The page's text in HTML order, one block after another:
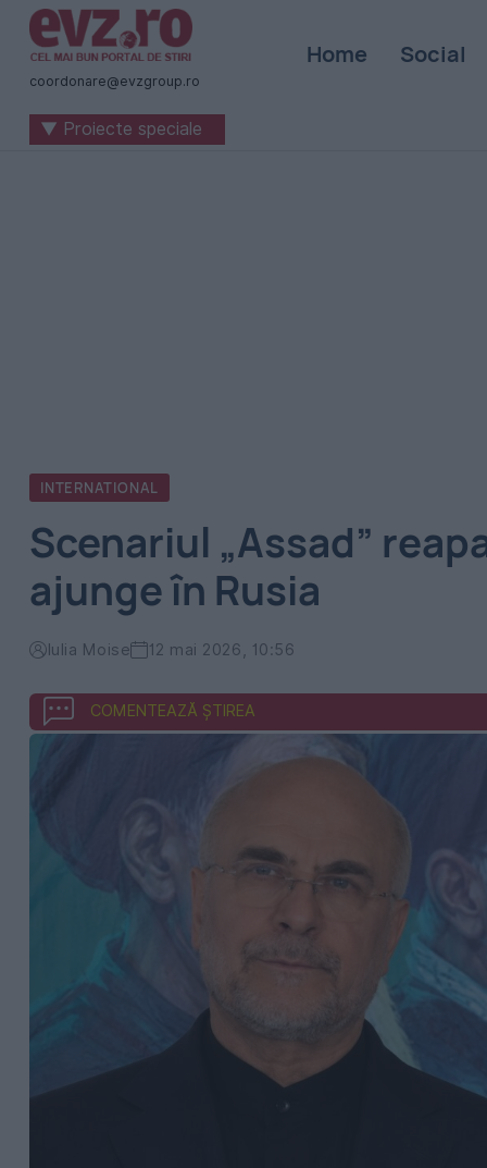
Știri
naționale
internaționale
coordonare@evzgroup.ro
Home Social
▼ Proiecte speciale
INTERNATIONAL
Scenariul „Assad”
ajunge în Rusia
Iulia Moise 12 mai 2026, 10:56
COMENTEAZĂ ȘTIREA